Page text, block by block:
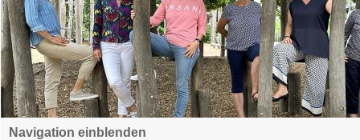
Navigation einblenden